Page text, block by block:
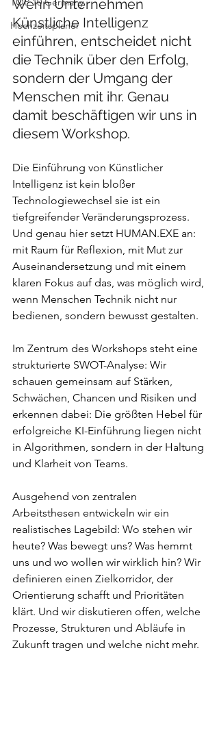
Hochzeitsplaner
Wenn Unternehmen
Künstliche Intelligenz
einführen, entscheidet nicht
die Technik über den Erfolg,
sondern der Umgang der
Menschen mit ihr. Genau
damit beschäftigen wir uns in
diesem Workshop.
Die Einführung von Künstlicher
Intelligenz ist kein bloßer
Technologiewechsel sie ist ein
tiefgreifender Veränderungsprozess.
Und genau hier setzt HUMAN.EXE an:
mit Raum für Reflexion, mit Mut zur
Auseinandersetzung und mit einem
klaren Fokus auf das, was möglich wird,
wenn Menschen Technik nicht nur
bedienen, sondern bewusst gestalten.
Im Zentrum des Workshops steht eine
strukturierte SWOT-Analyse: Wir
schauen gemeinsam auf Stärken,
Schwächen, Chancen und Risiken und
erkennen dabei: Die größten Hebel für
erfolgreiche KI-Einführung liegen nicht
in Algorithmen, sondern in der Haltung
und Klarheit von Teams.
Ausgehend von zentralen
Arbeitsthesen entwickeln wir ein
realistisches Lagebild: Wo stehen wir
heute? Was bewegt uns? Was hemmt
uns und wo wollen wir wirklich hin? Wir
definieren einen Zielkorridor, der
Orientierung schafft und Prioritäten
klärt. Und wir diskutieren offen, welche
Prozesse, Strukturen und Abläufe in
Zukunft tragen und welche nicht mehr.